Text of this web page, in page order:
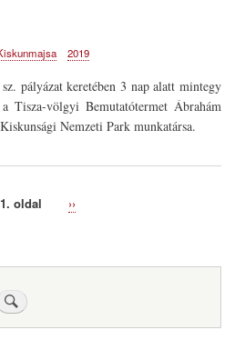
2019
pályázat keretében 3 nap alatt mintegy
Tisza-völgyi Bemutatótermet Ábrahám
Nemzeti Park munkatársa.
1. oldal
Következő
››